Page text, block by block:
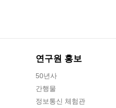
연구원 홍보
50년사
간행물
정보통신 체험관